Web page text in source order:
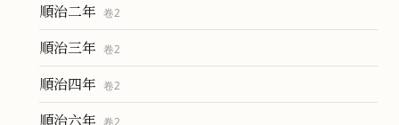
順治二年 卷2
順治三年 卷2
順治四年 卷2
順治六年 卷2